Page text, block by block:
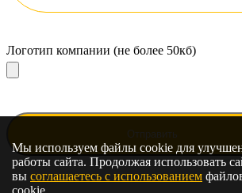
Мы используем файлы cookie для
работы сайта. Продолжая использовать
вы соглашаетесь с использованием
cookie.
Логотип компании (не более 50кб)